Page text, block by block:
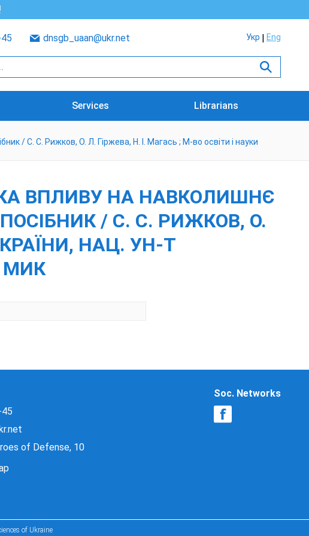
dnsgb_uaan@ukr.net Укр Eng
Services Librarians
/ С. С. Рижков, О. Л. Гіржева, Н. І. Магась ; М-во освіти і науки
ВПЛИВУ НА НАВКОЛИШНЄ
/ С. С. РИЖКОВ, О.
НАЦ. УН-Т
МИК
of Defense, 10
Soc. Networks
of Ukraine